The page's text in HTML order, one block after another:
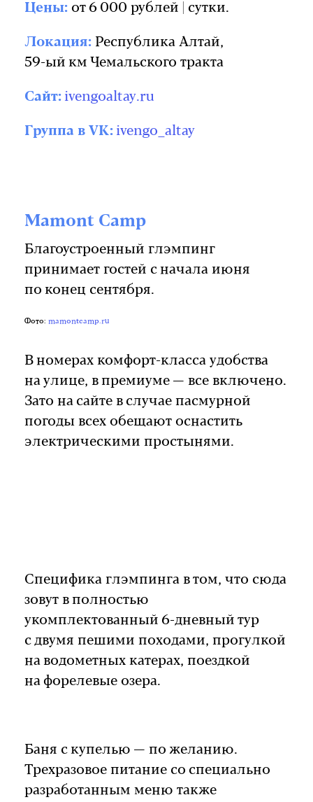
Цены: от 6 000 рублей | сутки.
Локация: Республика Алтай,
59-ый км Чемальского тракта
Сайт: ivengoaltay.ru
Группа в VK: ivengo_altay
Mamont Camp
Благоустроенный глэмпинг
принимает гостей с начала июня
по конец сентября.
Фото: mamontcamp.ru
В номерах комфорт-класса удобства
на улице, в премиуме — все включено.
Зато на сайте в случае пасмурной
погоды всех обещают оснастить
электрическими простынями.
Специфика глэмпинга в том, что сюда
зовут в полностью
укомплектованный 6-дневный тур
с двумя пешими походами, прогулкой
на водометных катерах, поездкой
на форелевые озера.
Баня с купелью — по желанию.
Трехразовое питание со специально
разработанным меню также